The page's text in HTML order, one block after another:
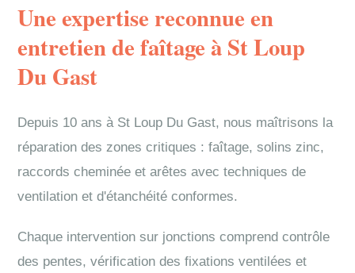
Une expertise reconnue en
entretien de faîtage à St Loup
Du Gast
Depuis 10 ans à St Loup Du Gast, nous maîtrisons la
réparation des zones critiques : faîtage, solins zinc,
raccords cheminée et arêtes avec techniques de
ventilation et d'étanchéité conformes.
Chaque intervention sur jonctions comprend contrôle
des pentes, vérification des fixations ventilées et